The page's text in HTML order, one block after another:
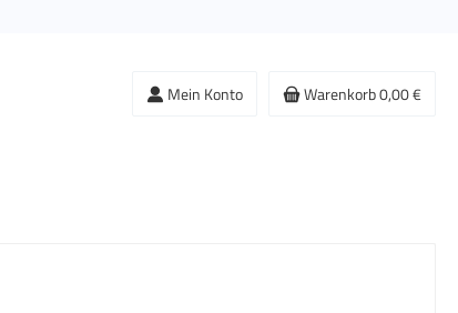
Mein Konto Warenkorb0,00 €